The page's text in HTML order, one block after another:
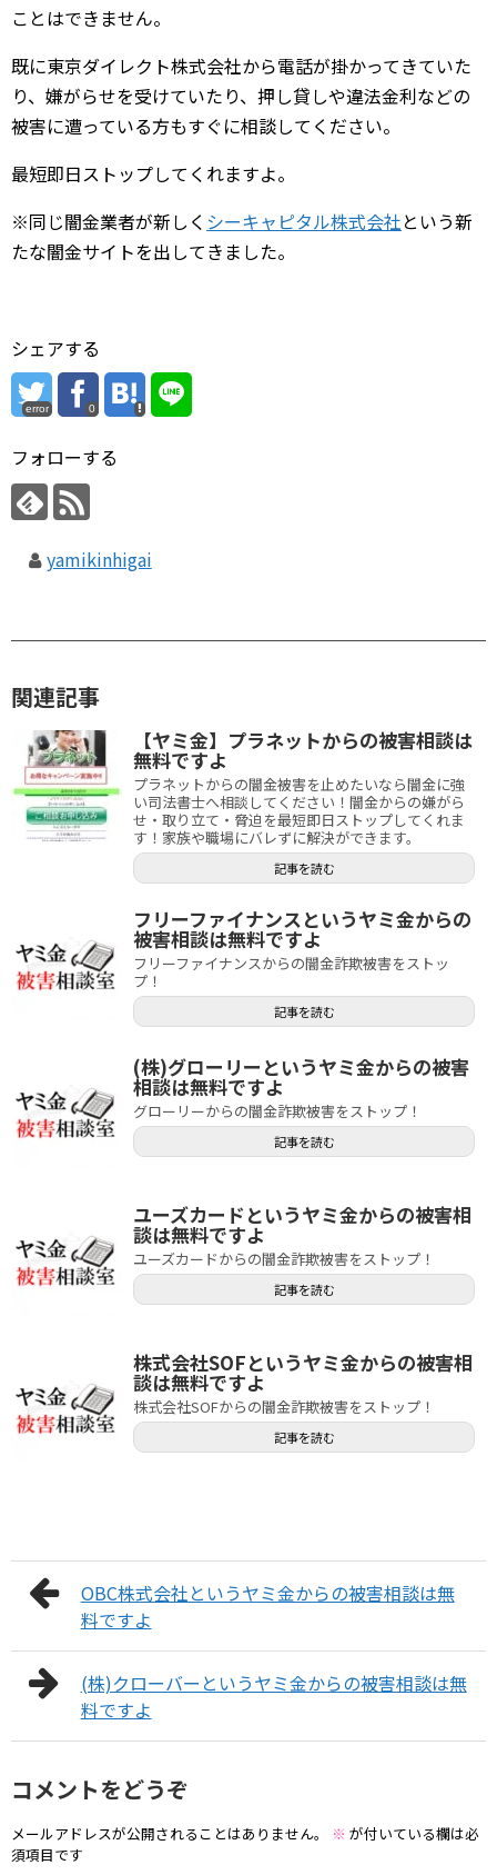
ことはできません。
既に東京ダイレクト株式会社から電話が掛かってきていた
り、嫌がらせを受けていたり、押し貸しや違法金利などの
被害に遭っている方もすぐに相談してください。
最短即日ストップしてくれますよ。
※同じ闇金業者が新しく シーキャピタル株式会社という新
たな闇金サイトを出してきました。
シェアする
error 0
フォローする
yamikinhigai
関連記事
【ヤミ金】プラネットからの被害相談は
無料ですよ
プラネットからの闇金被害を止めたいなら闇金に強
い司法書士へ相談してください！闇金からの嫌がら
せ・取り立て・脅迫を最短即日ストップしてくれま
す！家族や職場にバレずに解決ができます。
記事を読む
フリーファイナンスというヤミ金からの
被害相談は無料ですよ
フリーファイナンスからの闇金詐欺被害をストッ
プ！
記事を読む
(株)グローリーというヤミ金からの被害
相談は無料ですよ
グローリーからの闇金詐欺被害をストップ！
記事を読む
ユーズカードというヤミ金からの被害相
談は無料ですよ
ユーズカードからの闇金詐欺被害をストップ！
記事を読む
株式会社SOFというヤミ金からの被害相
談は無料ですよ
株式会社SOFからの闇金詐欺被害をストップ！
記事を読む
OBC株式会社というヤミ金からの被害相談は無
料ですよ
(株)クローバーというヤミ金からの被害相談は無
料ですよ
コメントをどうぞ
メールアドレスが公開されることはありません。 ※ が付いている欄は必
須項目です